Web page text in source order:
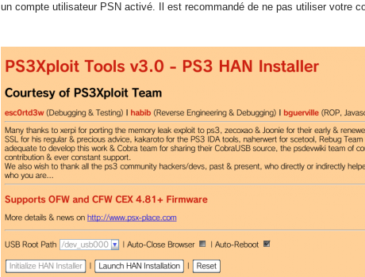
un compte utilisateur PSN activé. Il est recommandé de ne pas utiliser votre